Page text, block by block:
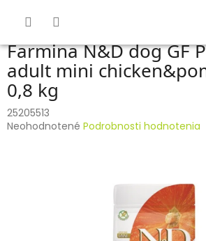
Farmina N&D dog GF
adult mini
0,8 kg
25205513
Priemerné
Neohodnotené Podrobnosti hodnotenia